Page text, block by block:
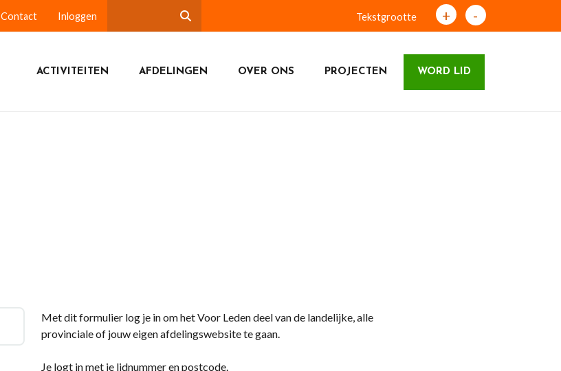
Contact Inloggen Tekstgrootte + -
ACTIVITEITEN AFDELINGEN OVER ONS PROJECTEN WORD LID
Met dit formulier log je in om het Voor Leden deel van de landelijke, alle
provinciale of jouw eigen afdelingswebsite te gaan.
Je logt in met je lidnummer en postcode.